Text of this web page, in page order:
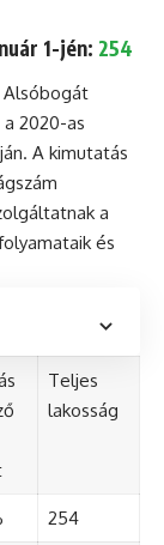
1-jén: 254
Alsóbogát
2020-as
A kimutatás
a
és
Teljes
lakosság
254